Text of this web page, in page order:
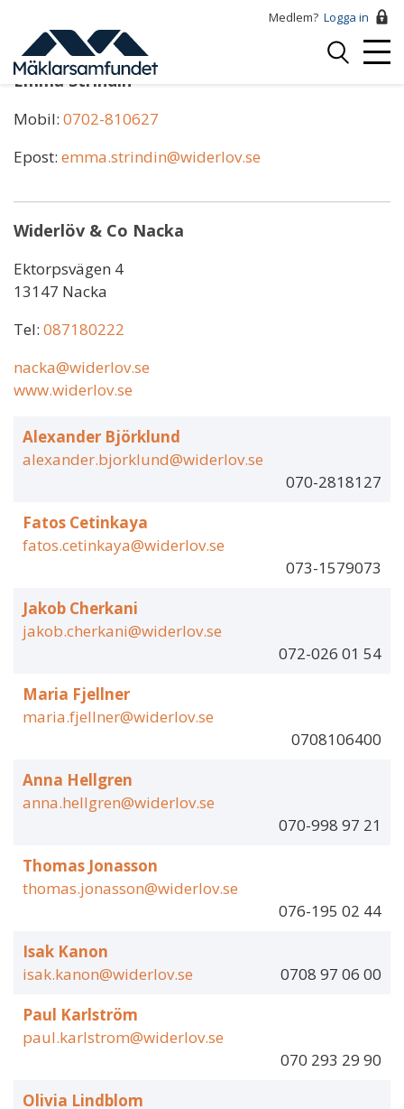
huvudinnehåll
Medlem? Logga in
Logga
Emma Strindin
Mobil: 0702-810627
Epost: emma.strindin@widerlov.se
Widerlöv & Co Nacka
Ektorpsvägen 4
13147 Nacka
Tel: 087180222
nacka@widerlov.se
www.widerlov.se
Alexander Björklund
alexander.bjorklund@widerlov.se
070-2818127
Fatos Cetinkaya
fatos.cetinkaya@widerlov.se
073-1579073
Jakob Cherkani
jakob.cherkani@widerlov.se
072-026 01 54
Maria Fjellner
maria.fjellner@widerlov.se
0708106400
Anna Hellgren
anna.hellgren@widerlov.se
070-998 97 21
Thomas Jonasson
thomas.jonasson@widerlov.se
076-195 02 44
Isak Kanon
isak.kanon@widerlov.se
0708 97 06 00
Paul Karlström
paul.karlstrom@widerlov.se
070 293 29 90
Olivia Lindblom